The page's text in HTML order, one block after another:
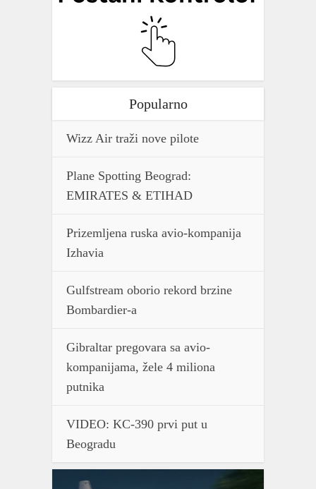
Popularno
Wizz Air traži nove pilote
Plane Spotting Beograd:
EMIRATES & ETIHAD
Prizemljena ruska avio-kompanija
Izhavia
Gulfstream oborio rekord brzine
Bombardier-a
Gibraltar pregovara sa avio-
kompanijama, žele 4 miliona
putnika
VIDEO: KC-390 prvi put u
Beogradu